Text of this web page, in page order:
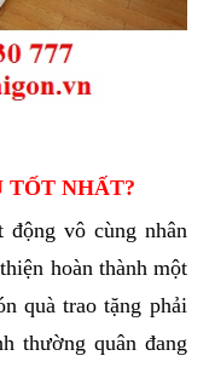
TỐT NHẤT?
vô cùng nhân
hoàn thành một
quà trao tặng phải
thường quân đang